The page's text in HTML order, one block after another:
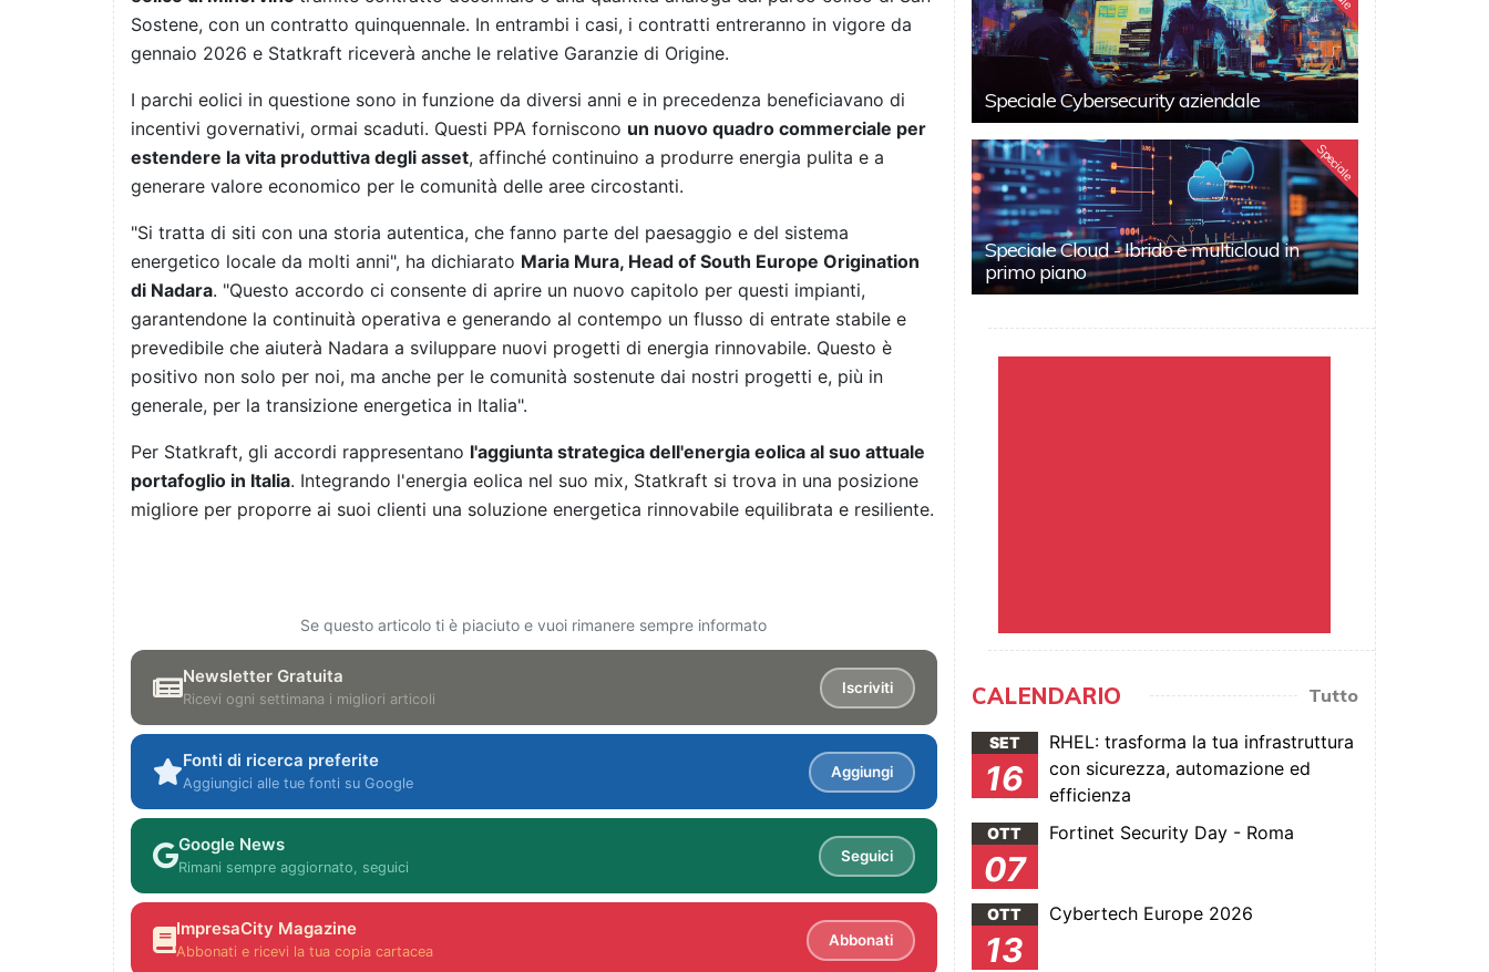
Sostene, con un contratto quinquennale. In entrambi i casi, i contratti entreranno in vigore da
gennaio 2026 e Statkraft riceverà anche le relative Garanzie di Origine.
I parchi eolici in questione sono in funzione da diversi anni e in precedenza beneficiavano di
incentivi governativi, ormai scaduti. Questi PPA forniscono un nuovo quadro commerciale per
estendere la vita produttiva degli asset, affinché continuino a produrre energia pulita e a
generare valore economico per le comunità delle aree circostanti.
"Si tratta di siti con una storia autentica, che fanno parte del paesaggio e del sistema
energetico locale da molti anni", ha dichiarato Maria Mura, Head of South Europe Origination
di Nadara. "Questo accordo ci consente di aprire un nuovo capitolo per questi impianti,
garantendone la continuità operativa e generando al contempo un flusso di entrate stabile e
prevedibile che aiuterà Nadara a sviluppare nuovi progetti di energia rinnovabile. Questo è
positivo non solo per noi, ma anche per le comunità sostenute dai nostri progetti e, più in
generale, per la transizione energetica in Italia".
Per Statkraft, gli accordi rappresentano l'aggiunta strategica dell'energia eolica al suo attuale
portafoglio in Italia. Integrando l'energia eolica nel suo mix, Statkraft si trova in una posizione
migliore per proporre ai suoi clienti una soluzione energetica rinnovabile equilibrata e resiliente.
Se questo articolo ti è piaciuto e vuoi rimanere sempre informato
Newsletter Gratuita
Ricevi ogni settimana i migliori articoli
Iscriviti
Fonti di ricerca preferite
Aggiungici alle tue fonti su Google
Aggiungi
Google News
Rimani sempre aggiornato, seguici
Seguici
ImpresaCity Magazine
Abbonati e ricevi la tua copia cartacea
Abbonati
Speciale Cybersecurity aziendale
Speciale
Speciale Cloud - Ibrido e multicloud in
primo piano
CALENDARIO Tutto
SET
16
RHEL: trasforma la tua infrastruttura
con sicurezza, automazione ed
efficienza
OTT
07
Fortinet Security Day - Roma
OTT
13
Cybertech Europe 2026